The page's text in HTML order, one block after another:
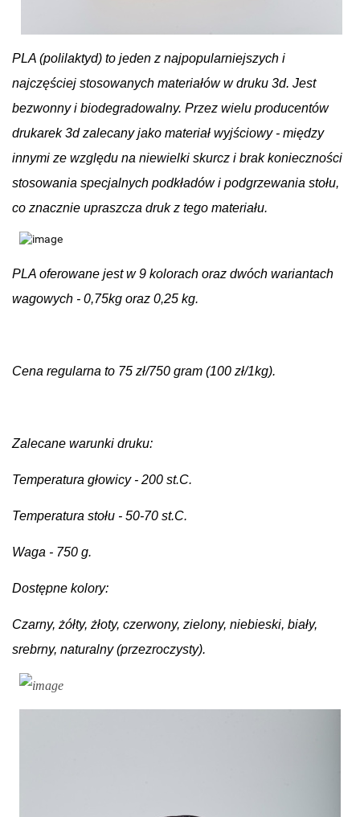
PLA (polilaktyd) to jeden z najpopularniejszych i
najczęściej stosowanych materiałów w druku 3d. Jest
bezwonny i biodegradowalny. Przez wielu producentów
drukarek 3d zalecany jako materiał wyjściowy - między
innymi ze względu na niewielki skurcz i brak konieczności
stosowania specjalnych podkładów i podgrzewania stołu,
co znacznie upraszcza druk z tego materiału.
PLA oferowane jest w 9 kolorach oraz dwóch wariantach
wagowych - 0,75kg oraz 0,25 kg.
Cena regularna to 75 zł/750 gram (100 zł/1kg).
Zalecane warunki druku:
Temperatura głowicy - 200 st.C.
Temperatura stołu - 50-70 st.C.
Waga - 750 g.
Dostępne kolory:
Czarny, żółty, żłoty, czerwony, zielony, niebieski, biały,
srebrny, naturalny (przezroczysty).